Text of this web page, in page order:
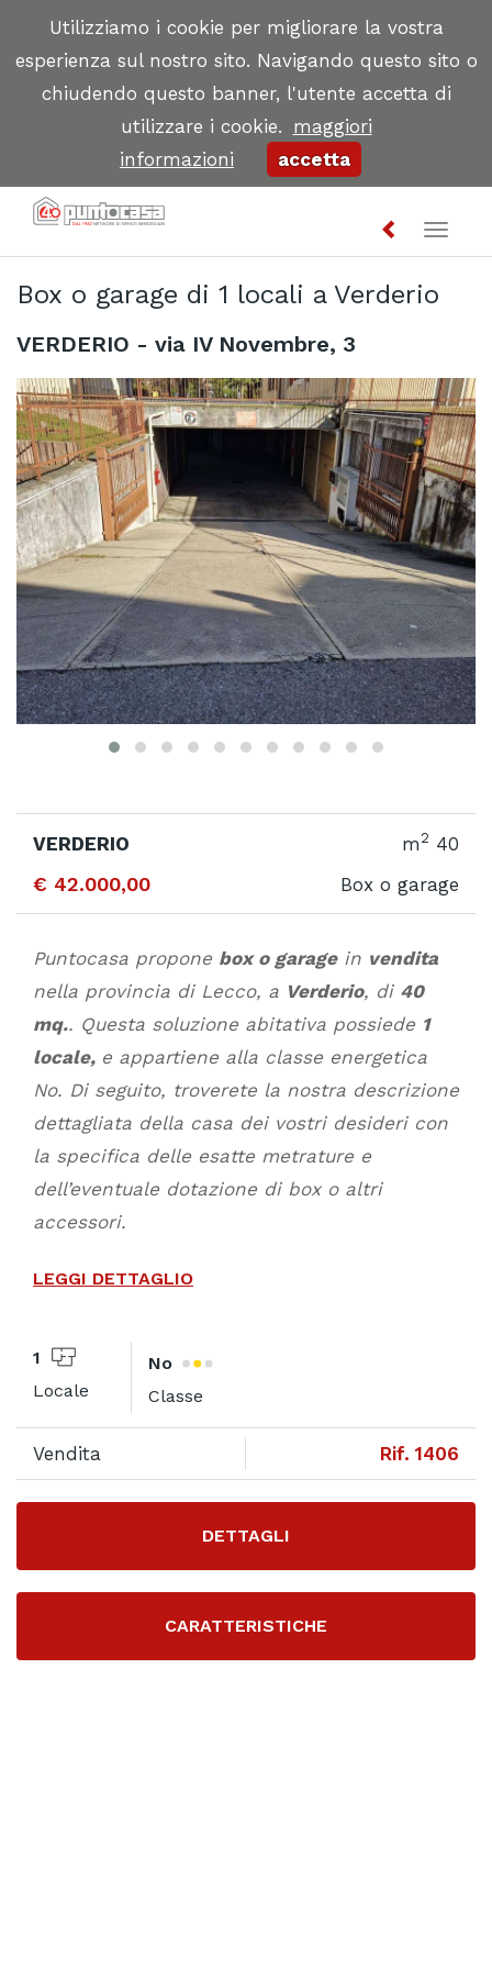
Utilizziamo i cookie per migliorare la vostra
esperienza sul nostro sito. Navigando questo sito o
chiudendo questo banner, l'utente accetta di
utilizzare i cookie. maggiori
informazioni
accetta
Toggle
Box o garage di 1 locali a Verderio
VERDERIO - via IV Novembre, 3
VERDERIO m2 40
€ 42.000,00 Box o garage
Puntocasa propone box o garagein vendita
nella provincia di Lecco, a Verderio, di 40
mq.. Questa soluzione abitativa possiede 1
locale, e appartiene alla classe energetica
No. Di seguito, troverete la nostra descrizione
dettagliata della casa dei vostri desideri con
la specifica delle esatte metrature e
dell’eventuale dotazione di box o altri
accessori.
LEGGI DETTAGLIO
1
Locale
No
Classe
Vendita Rif. 1406
DETTAGLI
CARATTERISTICHE